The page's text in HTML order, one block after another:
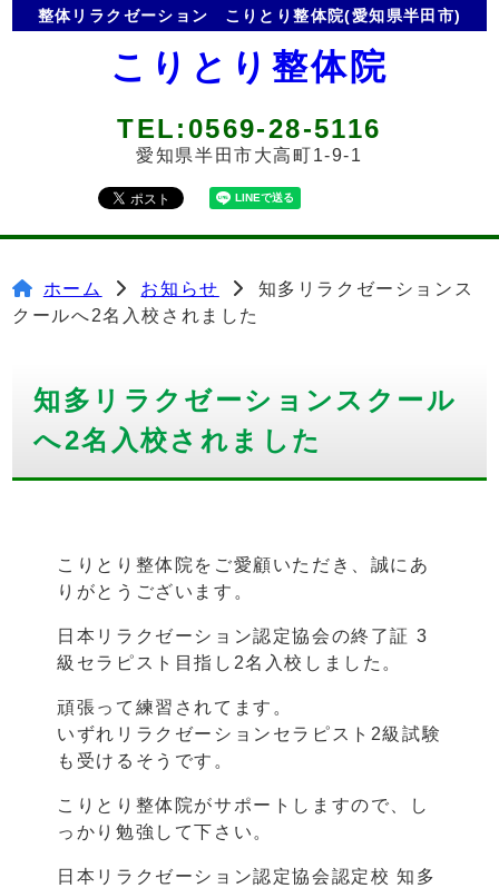
整体リラクゼーション こりとり整体院(愛知県半田市)
こりとり整体院
TEL:0569-28-5116
愛知県半田市大高町1-9-1
ホーム お知らせ
知多リラクゼーションス
クールへ2名入校されました
知多リラクゼーションスクール
へ2名入校されました
こりとり整体院をご愛顧いただき、誠にあ
りがとうございます。
日本リラクゼーション認定協会の終了証 3
級セラピスト目指し2名入校しました。
頑張って練習されてます。
いずれリラクゼーションセラピスト2級試験
も受けるそうです。
こりとり整体院がサポートしますので、し
っかり勉強して下さい。
日本リラクゼーション認定協会認定校 知多